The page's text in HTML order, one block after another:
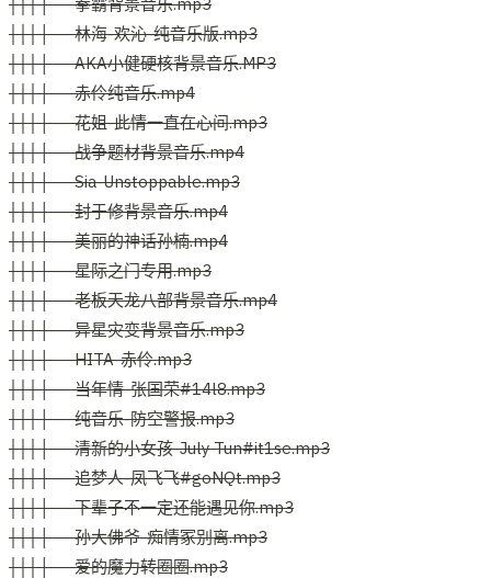
│││├──林海-欢沁-纯音乐版.mp3
│││├──AKA小健硬核背景音乐.MP3
│││├──赤伶纯音乐.mp4
│││├──花姐-此情一直在心间.mp3
│││├──战争题材背景音乐.mp4
│││├──Sia-Unstoppable.mp3
│││├──封于修背景音乐.mp4
│││├──美丽的神话孙楠.mp4
│││├──星际之门专用.mp3
│││├──老板天龙八部背景音乐.mp4
│││├──异星灾变背景音乐.mp3
│││├──HITA-赤伶.mp3
│││├──当年情-张国荣#14l8.mp3
│││├──纯音乐-防空警报.mp3
│││├──清新的小女孩-July Tun#it1se.mp3
│││├──追梦人-凤飞飞#goNQt.mp3
│││├──下辈子不一定还能遇见你.mp3
│││├──孙大佛爷-痴情冢别离.mp3
│││├──爱的魔力转圈圈.mp3